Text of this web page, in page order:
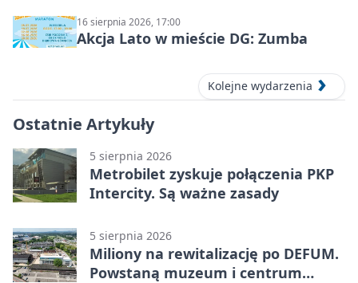
16 sierpnia 2026, 17:00
Akcja Lato w mieście DG: Zumba
Kolejne wydarzenia
Ostatnie Artykuły
5 sierpnia 2026
Metrobilet zyskuje połączenia PKP
Intercity. Są ważne zasady
5 sierpnia 2026
Miliony na rewitalizację po DEFUM.
Powstaną muzeum i centrum